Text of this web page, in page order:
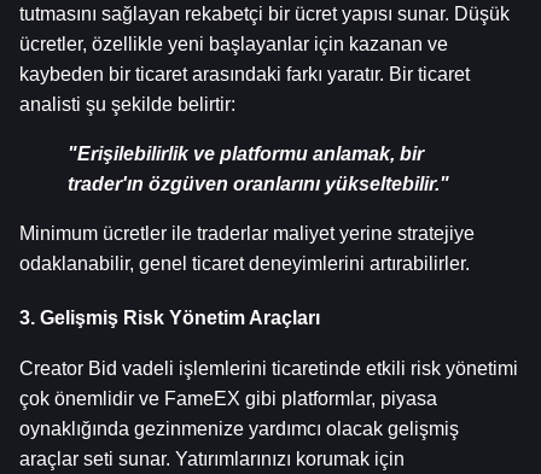
tutmasını sağlayan rekabetçi bir ücret yapısı sunar. Düşük
ücretler, özellikle yeni başlayanlar için kazanan ve
kaybeden bir ticaret arasındaki farkı yaratır. Bir ticaret
analisti şu şekilde belirtir:
"Erişilebilirlik ve platformu anlamak, bir
trader'ın özgüven oranlarını yükseltebilir."
Minimum ücretler ile traderlar maliyet yerine stratejiye
odaklanabilir, genel ticaret deneyimlerini artırabilirler.
3. Gelişmiş Risk Yönetim Araçları
Creator Bid vadeli işlemlerini ticaretinde etkili risk yönetimi
çok önemlidir ve FameEX gibi platformlar, piyasa
oynaklığında gezinmenize yardımcı olacak gelişmiş
araçlar seti sunar. Yatırımlarınızı korumak için